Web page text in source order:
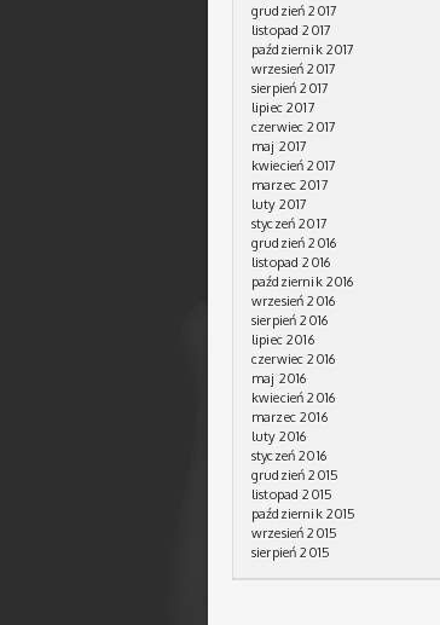
grudzień 2017
listopad 2017
październik 2017
wrzesień 2017
sierpień 2017
lipiec 2017
czerwiec 2017
maj 2017
kwiecień 2017
marzec 2017
luty 2017
styczeń 2017
grudzień 2016
listopad 2016
październik 2016
wrzesień 2016
sierpień 2016
lipiec 2016
czerwiec 2016
maj 2016
kwiecień 2016
marzec 2016
luty 2016
styczeń 2016
grudzień 2015
listopad 2015
październik 2015
wrzesień 2015
sierpień 2015